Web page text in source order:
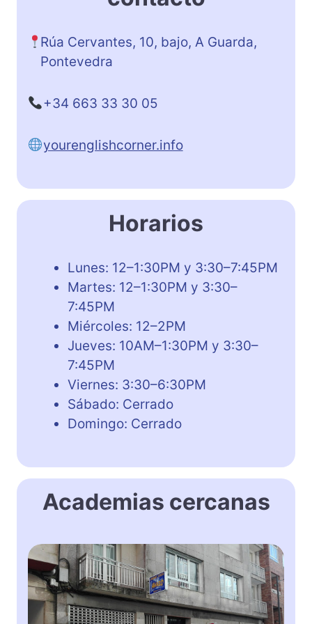
Rúa Cervantes, 10, bajo, A Guarda,
Pontevedra
+34 663 33 30 05
yourenglishcorner.info
Horarios
Lunes: 12–1:30PM y 3:30–7:45PM
Martes: 12–1:30PM y 3:30–
7:45PM
Miércoles: 12–2PM
Jueves: 10AM–1:30PM y 3:30–
7:45PM
Viernes: 3:30–6:30PM
Sábado: Cerrado
Domingo: Cerrado
Academias cercanas
A
w
a
r